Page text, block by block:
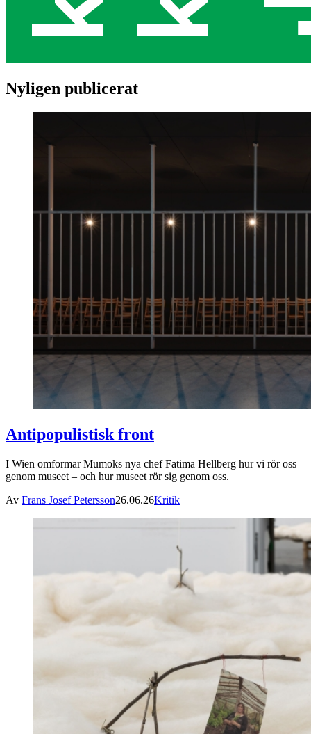
Nyligen publicerat
Antipopulistisk front
I Wien omformar Mumoks nya chef Fatima Hellberg hur vi rör oss
genom museet – och hur museet rör sig genom oss.
Av Frans Josef Petersson26.06.26Kritik